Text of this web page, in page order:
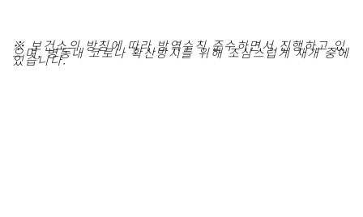
※ 보건소의 방침에 따라 방역수칙 준수하면서 진행하고 있
으며, 병동내 코로나 확산방지를 위해 조심스럽게 재개 중에
있습니다.